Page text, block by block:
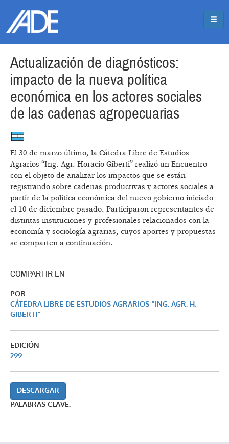
Actualización de diagnósticos:
impacto de la nueva política
económica en los actores sociales
de las cadenas agropecuarias
El 30 de marzo último, la Cátedra Libre de Estudios
Agrarios “Ing. Agr. Horacio Giberti” realizó un Encuentro
con el objeto de analizar los impactos que se están
registrando sobre cadenas productivas y actores sociales a
partir de la política económica del nuevo gobierno iniciado
el 10 de diciembre pasado. Participaron representantes de
distintas instituciones y profesionales relacionados con la
economía y sociología agrarias, cuyos aportes y propuestas
se comparten a continuación.
COMPARTIR EN
POR
CÁTEDRA LIBRE DE ESTUDIOS AGRARIOS “ING. AGR. H.
GIBERTI”
EDICIÓN
299
DESCARGAR
PALABRAS CLAVE: